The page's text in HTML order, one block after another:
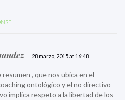
28 marzo, 2015 at 16:48
, que nos ubica en el
ontológico y el no directivo
implica respeto a la libertad de los